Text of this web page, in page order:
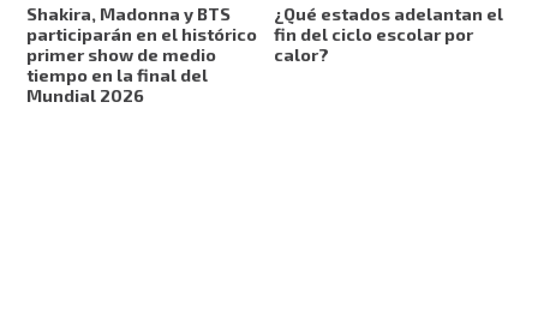
Shakira, Madonna y BTS
participarán en el histórico
primer show de medio
tiempo en la final del
Mundial 2026
¿Qué estados adelantan el
fin del ciclo escolar por
calor?